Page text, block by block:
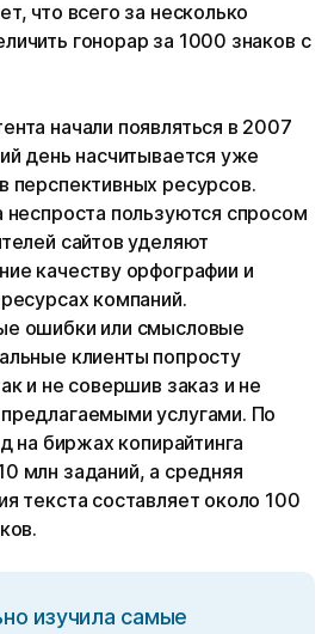
что всего за несколько
гонорар за 1000 знаков с
начали появляться в 2007
день насчитывается уже
перспективных ресурсов.
неспроста пользуются спросом
сайтов уделяют
качеству орфографии и
компаний.
ошибки или смысловые
клиенты попросту
и не совершив заказ и не
услугами. По
на биржах копирайтинга
млн заданий, а средняя
текста составляет около 100
изучила самые